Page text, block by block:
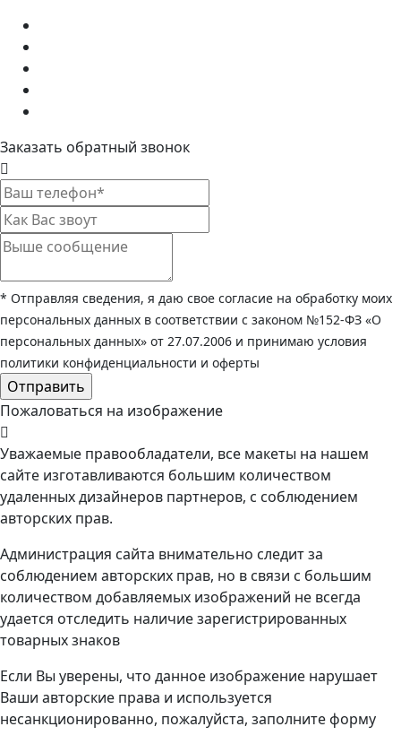
Заказать обратный звонок
* Отправляя сведения, я даю свое согласие на обработку моих
персональных данных в соответствии с законом №152-ФЗ «О
персональных данных» от 27.07.2006 и принимаю условия
политики конфиденциальности и оферты
Пожаловаться на изображение
Уважаемые правообладатели, все макеты на нашем
сайте изготавливаются большим количеством
удаленных дизайнеров партнеров, с соблюдением
авторских прав.
Администрация сайта внимательно следит за
соблюдением авторских прав, но в связи с большим
количеством добавляемых изображений не всегда
удается отследить наличие зарегистрированных
товарных знаков
Если Вы уверены, что данное изображение нарушает
Ваши авторские права и используется
несанкционированно, пожалуйста, заполните форму